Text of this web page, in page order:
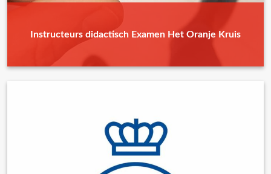
Instructeurs didactisch Examen Het Oranje Kruis